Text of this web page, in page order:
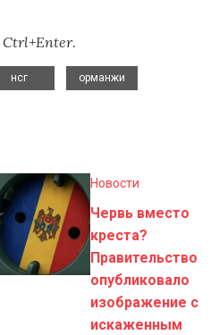
Ctrl+Enter.
нсг
орманжи
Новости
Червь вместо
креста?
Правительство
опубликовало
изображение с
искаженным